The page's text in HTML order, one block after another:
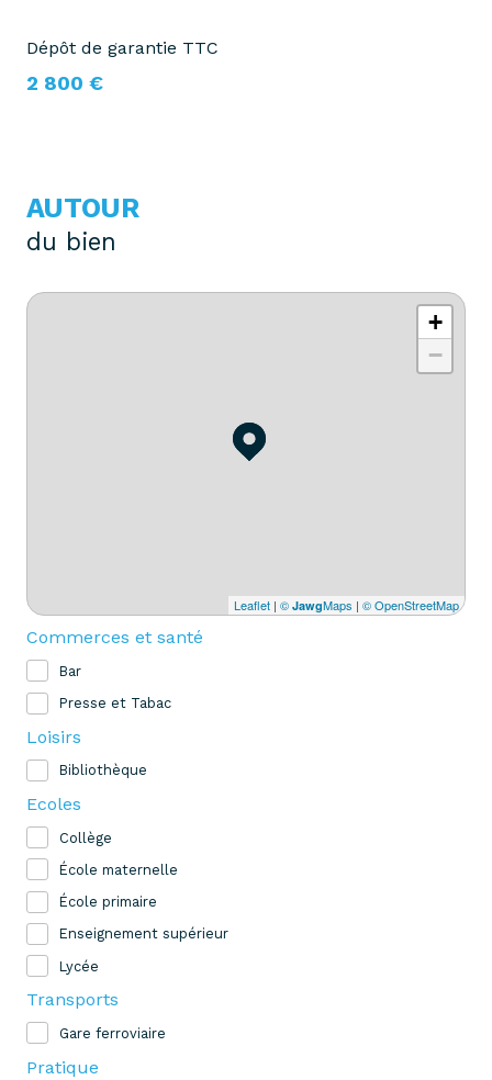
Dépôt de garantie TTC
2 800 €
AUTOUR
du bien
+
−
Leaflet | © JawgMaps | © OpenStreetMap
Commerces et santé
Bar
Presse et Tabac
Loisirs
Bibliothèque
Ecoles
Collège
École maternelle
École primaire
Enseignement supérieur
Lycée
Transports
Gare ferroviaire
Pratique